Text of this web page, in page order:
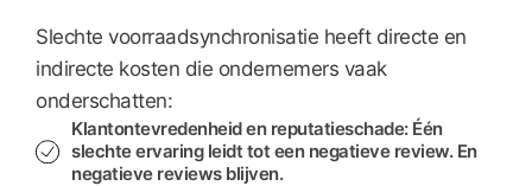
Slechte voorraadsynchronisatie heeft directe en
indirecte kosten die ondernemers vaak
onderschatten:
Klantontevredenheid en reputatieschade: Één
slechte ervaring leidt tot een negatieve review. En
negatieve reviews blijven.